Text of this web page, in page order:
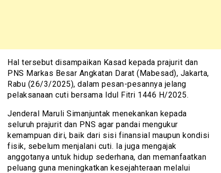
Hal tersebut disampaikan Kasad kepada prajurit dan
PNS Markas Besar Angkatan Darat (Mabesad), Jakarta,
Rabu (26/3/2025), dalam pesan-pesannya jelang
pelaksanaan cuti bersama Idul Fitri 1446 H/2025.
Jenderal Maruli Simanjuntak menekankan kepada
seluruh prajurit dan PNS agar pandai mengukur
kemampuan diri, baik dari sisi finansial maupun kondisi
fisik, sebelum menjalani cuti. Ia juga mengajak
anggotanya untuk hidup sederhana, dan memanfaatkan
peluang guna meningkatkan kesejahteraan melalui